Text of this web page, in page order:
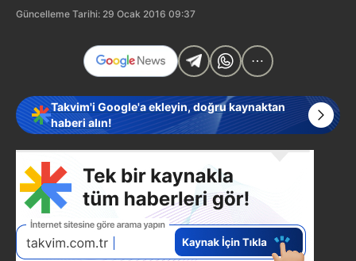
Güncelleme Tarihi: 29 Ocak 2016 09:37
Takvim'i Google'a ekleyin, doğru kaynaktan
haberi alın!